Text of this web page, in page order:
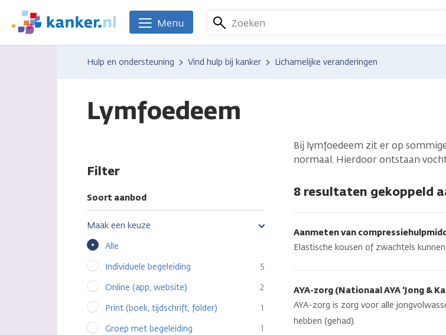
naar
We
zijn
Kanker.nl
Zoeken
Menu
Hulp en ondersteuning Vind hulp bij kanker Lichamelijke veranderingen
Lymfoedeem
Filter
Soort aanbod
Maak een keuze
Alle
Individuele begeleiding
5
Online (app, website)
2
Print (boek, tijdschrift, folder)
1
Groep met begeleiding
1
Bij lymfoedeem zit er op
normaal. Hierdoor ontstaan
8 resultaten gekoppeld
Aanmeten van
Elastische kousen of zwachtels
AYA-zorg (Nationaal AYA ‘Jong &
AYA-zorg is zorg voor alle
hebben (gehad).